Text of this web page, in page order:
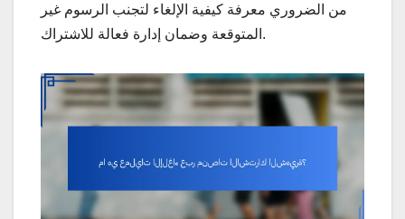
من الضروري معرفة كيفية الإلغاء لتجنب الرسوم غير
المتوقعة وضمان إدارة فعالة للاشتراك.